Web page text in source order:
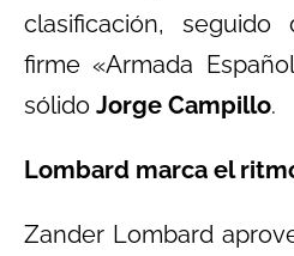
clasificación,
firme «Armada
sólido Jorge Campillo.
Lombard marca el
Zander Lombard